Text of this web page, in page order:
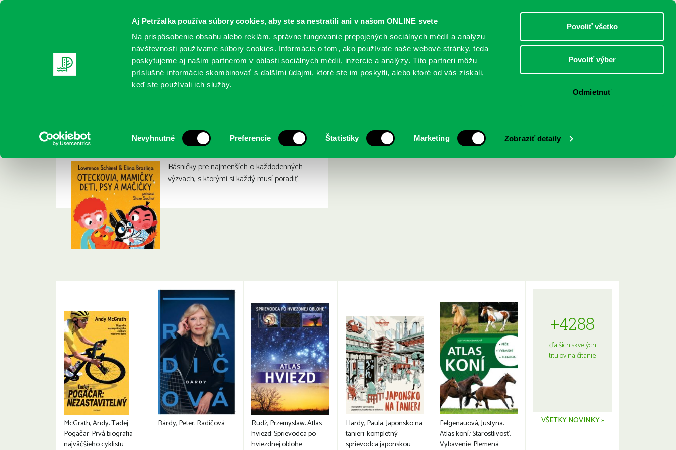
Aj Petržalka používa súbory cookies, aby ste sa nestratili ani v našom ONLINE svete
Na prispôsobenie obsahu alebo reklám, správne fungovanie prepojených sociálnych médií a analýzu
návštevnosti používame súbory cookies. Informácie o tom, ako používate naše webové stránky, teda
poskytujeme aj našim partnerom v oblasti sociálnych médií, inzercie a analýzy. Títo partneri môžu
príslušné informácie skombinovať s ďalšími údajmi, ktoré ste im poskytli, alebo ktoré od vás získali,
keď ste používali ich služby.
súhlasu
Nevyhnutné Preferencie Štatistiky Marketing Zobraziť detaily
Povoliť všetko
Povoliť výber
Odmietnuť
DOSPELÍ
REGISTRUJTE SA ONLINE KATALÓGY SLUŽBY PODUJATIA POBOČKY O KNIŽNICI
Schimel, Lawrence: Oteckovia, mamičky, deti, psy a mačičky
Básničky pre najmenších o každodenných
výzvach, s ktorými si každý musí poradiť.
McGrath, Andy: Tadej
Pogačar: Prvá biografia
najväčšieho cyklistu
Bárdy, Peter: Radičová
Rudź, Przemyslaw: Atlas
hviezd: Sprievodca po
hviezdnej oblohe
Hardy, Paula: Japonsko na
tanieri: kompletný
sprievodca japonskou
Felgenauová, Justyna:
Atlas koní.: Starostlivosť.
Vybavenie. Plemená
+4288
ďalších skvelých
titulov na čítanie
VŠETKY NOVINKY »